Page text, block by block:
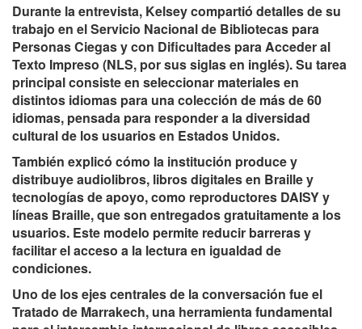
Durante la entrevista, Kelsey compartió detalles de su
trabajo en el Servicio Nacional de Bibliotecas para
Personas Ciegas y con Dificultades para Acceder al
Texto Impreso (NLS, por sus siglas en inglés). Su tarea
principal consiste en seleccionar materiales en
distintos idiomas para una colección de más de 60
idiomas, pensada para responder a la diversidad
cultural de los usuarios en Estados Unidos.
También explicó cómo la institución produce y
distribuye audiolibros, libros digitales en Braille y
tecnologías de apoyo, como reproductores DAISY y
líneas Braille, que son entregados gratuitamente a los
usuarios. Este modelo permite reducir barreras y
facilitar el acceso a la lectura en igualdad de
condiciones.
Uno de los ejes centrales de la conversación fue el
Tratado de Marrakech, una herramienta fundamental